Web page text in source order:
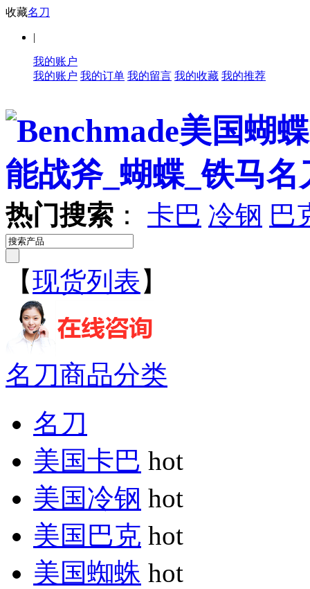
收藏名刀
|
我的账户
我的账户 我的订单 我的留言 我的收藏 我的推荐
热门搜索 ： 卡巴 冷钢 巴
【现货列表 】
名刀商品分类
名刀
美国卡巴 hot
美国冷钢 hot
美国巴克 hot
美国蜘蛛 hot